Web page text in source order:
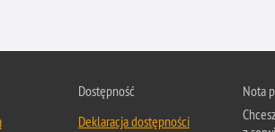
Dostępność
Deklaracja dostępności
Nota